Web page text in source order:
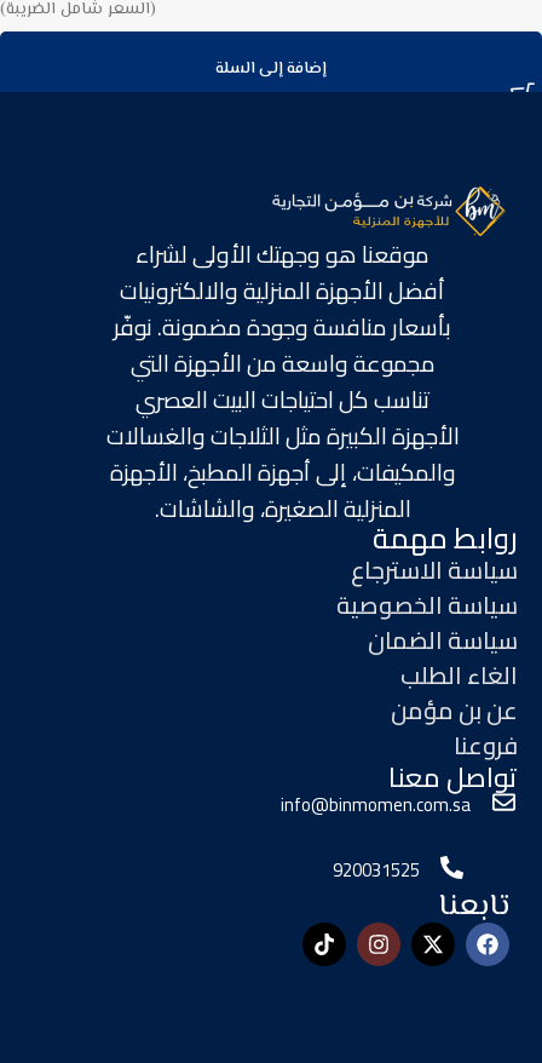
(السعر شامل الضريبة)
إضافة إلى السلة
موقعنا هو وجهتك الأولى لشراء
أفضل الأجهزة المنزلية والالكترونيات
بأسعار منافسة وجودة مضمونة. نوفّر
مجموعة واسعة من الأجهزة التي
تناسب كل احتياجات البيت العصري
الأجهزة الكبيرة مثل الثلاجات والغسالات
والمكيفات، إلى أجهزة المطبخ، الأجهزة
المنزلية الصغيرة، والشاشات.
روابط مهمة
سياسة الاسترجاع
سياسة الخصوصية
سياسة الضمان
الغاء الطلب
عن بن مؤمن
فروعنا
تواصل معنا
info@binmomen.com.sa
920031525
تابعنا